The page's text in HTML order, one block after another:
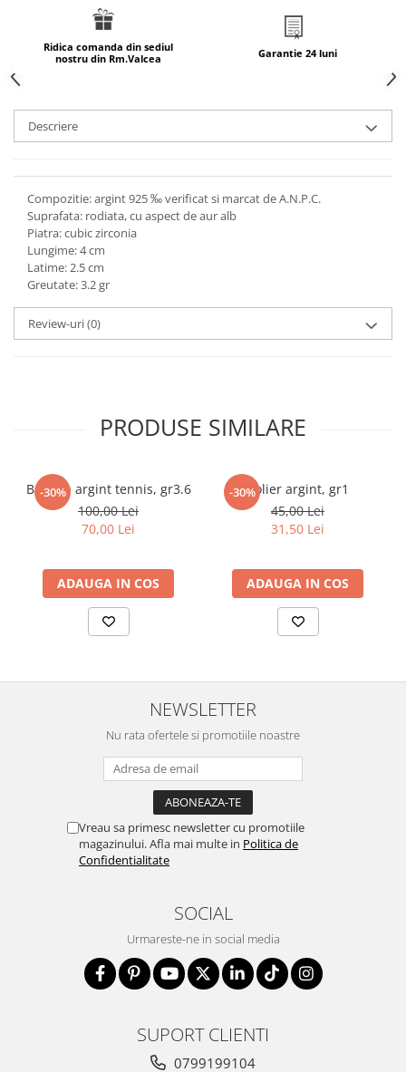
marime reglabila
marimea 49
marimea 50
marimea 51
marimea 52
marimea 53
marimea 56
marimea 57
marimea 58
marimea 59
marimea 61
Ridica comanda din sediul
nostru din Rm.Valcea
Garantie 24 luni
Descriere
Compozitie: argint 925 ‰ verificat si marcat de A.N.P.C.
Suprafata: rodiata, cu aspect de aur alb
Piatra: cubic zirconia
Lungime: 4 cm
Latime: 2.5 cm
Greutate: 3.2 gr
Review-uri(0)
PRODUSE SIMILARE
-30%
Bratara argint tennis, gr3.6
100,00 Lei
70,00 Lei
ADAUGA IN COS
-30%Colier argint, gr1
45,00 Lei
31,50 Lei
ADAUGA IN COS
NEWSLETTER
Nu rata ofertele si promotiile noastre
Vreau sa primesc newsletter cu promotiile
magazinului. Afla mai multe in Politica de
Confidentialitate
SOCIAL
Urmareste-ne in social media
SUPORT CLIENTI
0799199104